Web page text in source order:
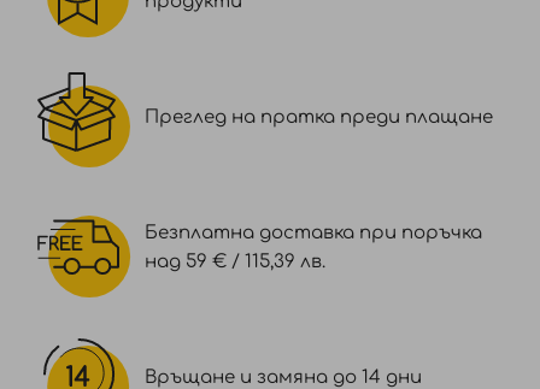
Преглед на пратка преди плащане
Безплатна доставка при поръчка
над 59 € / 115,39 лв.
Връщане и замяна до 14 дни